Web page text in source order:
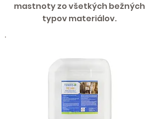
mastnoty zo všetkých bežných
typov materiálov.